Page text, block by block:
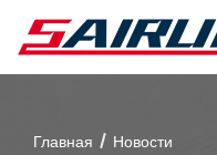
Главная Новости